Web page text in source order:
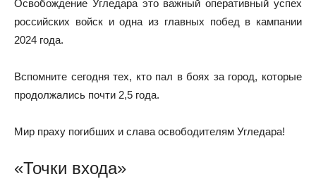
Освобождение Угледара это важный оперативный успех
российских войск и одна из главных побед в кампании
2024 года.
Вспомните сегодня тех, кто пал в боях за город, которые
продолжались почти 2,5 года.
Мир праху погибших и слава освободителям Угледара!
«Точки входа»